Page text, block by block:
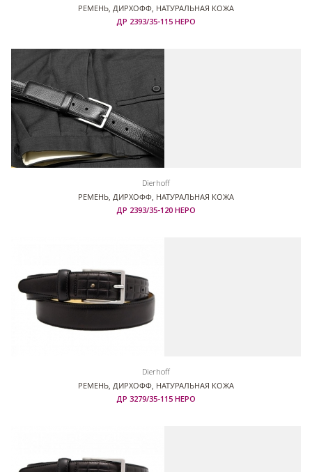
РЕМЕНЬ, ДИРХОФФ, НАТУРАЛЬНАЯ КОЖА
ДР 2393/35-115 НЕРО
Dierhoff
РЕМЕНЬ, ДИРХОФФ, НАТУРАЛЬНАЯ КОЖА
ДР 2393/35-120 НЕРО
Dierhoff
РЕМЕНЬ, ДИРХОФФ, НАТУРАЛЬНАЯ КОЖА
ДР 3279/35-115 НЕРО